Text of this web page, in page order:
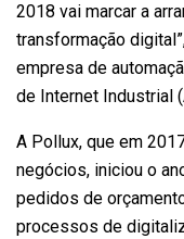
2018 vai marcar a
transformação
empresa de
de Internet Industrial
A Pollux, que em
negócios, iniciou o
pedidos de
processos de